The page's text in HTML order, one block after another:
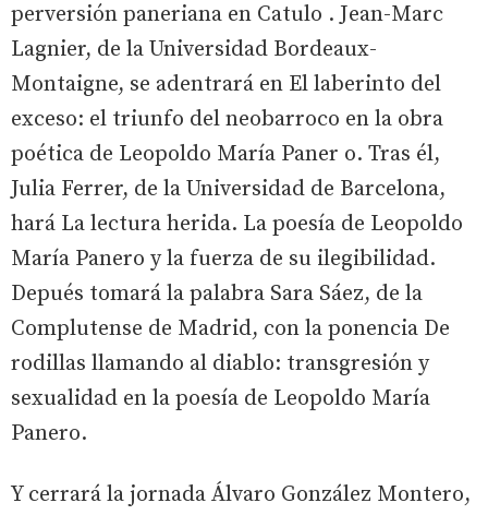
perversión paneriana en Catulo . Jean-Marc
Lagnier, de la Universidad Bordeaux-
Montaigne, se adentrará en El laberinto del
exceso: el triunfo del neobarroco en la obra
poética de Leopoldo María Paner o. Tras él,
Julia Ferrer, de la Universidad de Barcelona,
hará La lectura herida. La poesía de Leopoldo
María Panero y la fuerza de su ilegibilidad.
Depués tomará la palabra Sara Sáez, de la
Complutense de Madrid, con la ponencia De
rodillas llamando al diablo: transgresión y
sexualidad en la poesía de Leopoldo María
Panero.
Y cerrará la jornada Álvaro González Montero,